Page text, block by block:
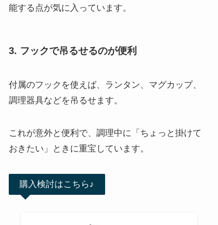
能する点が気に入っています。
3. フックで吊るせるのが便利
付属のフックを使えば、ランタン、マグカップ、
調理器具などを吊るせます。
これが意外と便利で、調理中に「ちょっと掛けて
おきたい」ときに重宝しています。
購入検討はこちら♪